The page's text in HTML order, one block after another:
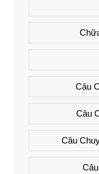
Câu
Câu
Câu